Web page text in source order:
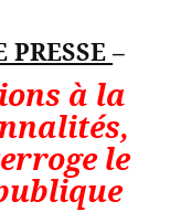
PRESSE–
à la
le